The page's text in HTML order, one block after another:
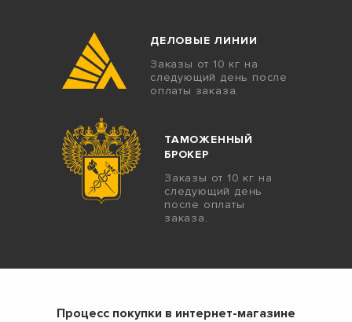
ДЕЛОВЫЕ ЛИНИИ
Заказы от 10 кг на
следующий день после
оплаты заказа.
ТАМОЖЕННЫЙ
БРОКЕР
Заказы от 10 кг на
следующий день
после оплаты
заказа.
Процесс покупки в интернет-магазине